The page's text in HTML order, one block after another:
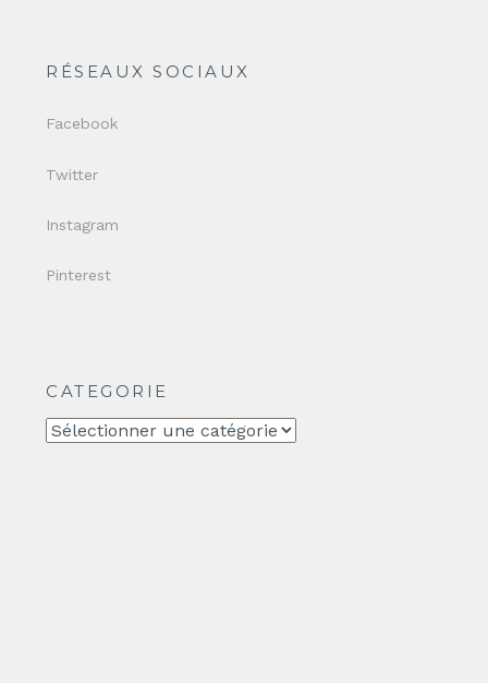
RÉSEAUX SOCIAUX
Facebook
Twitter
Instagram
Pinterest
CATEGORIE
CATEGORIE